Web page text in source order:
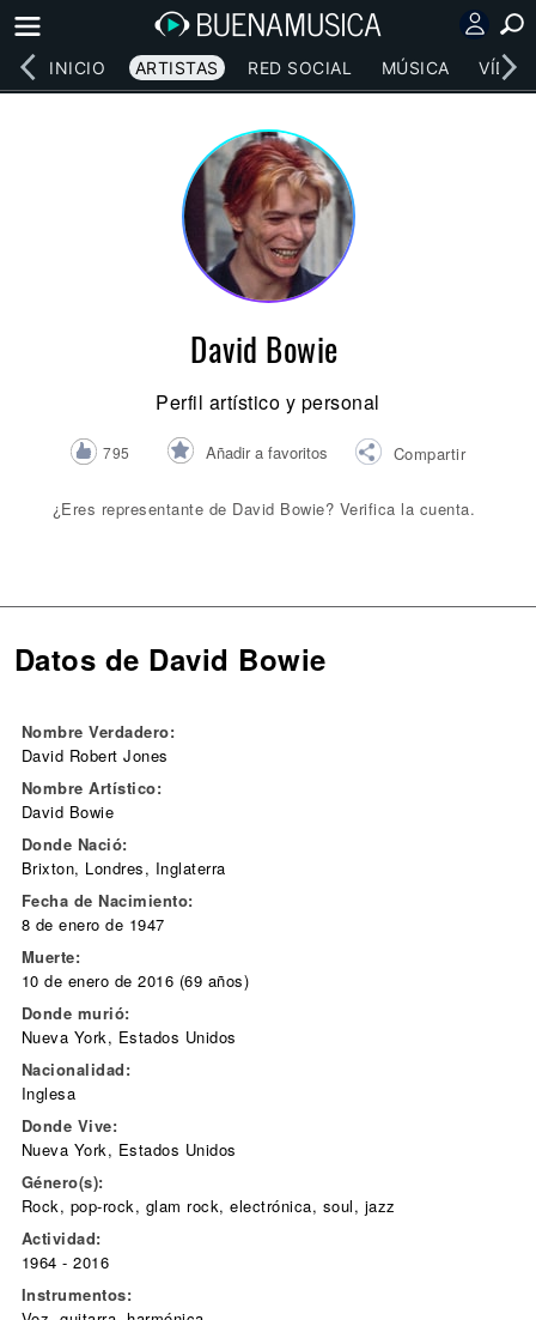
INICIO ARTISTAS RED SOCIAL MÚSICA
David Bowie
Perfil artístico y personal
795 Añadir a favoritos Compartir
¿Eres representante de David Bowie? Verifica la cuenta.
Datos de David Bowie
Nombre Verdadero:
David Robert Jones
Nombre Artístico:
David Bowie
Donde Nació:
Brixton, Londres, Inglaterra
Fecha de Nacimiento:
8 de enero de 1947
Muerte:
10 de enero de 2016 (69 años)
Donde murió:
Nueva York, Estados Unidos
Nacionalidad:
Inglesa
Donde Vive:
Nueva York, Estados Unidos
Género(s):
Rock, pop-rock, glam rock, electrónica, soul, jazz
Actividad:
1964 - 2016
Instrumentos: